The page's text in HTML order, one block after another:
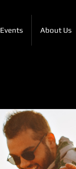
Events About Us